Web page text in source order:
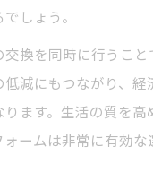
しょう。
交換を同時に行うこ
減にもつながり、経
ます。生活の質を高
ームは非常に有効な